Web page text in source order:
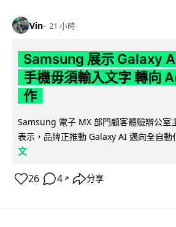
Vin 21 小時
Samsung 展示 Galaxy
手機毋須輸入文字 轉向
作
Samsung 電子 MX 部門顧客體驗辦公室
表示，品牌正推動 Galaxy AI 邁向全自
文
26 4 ↗ 分享